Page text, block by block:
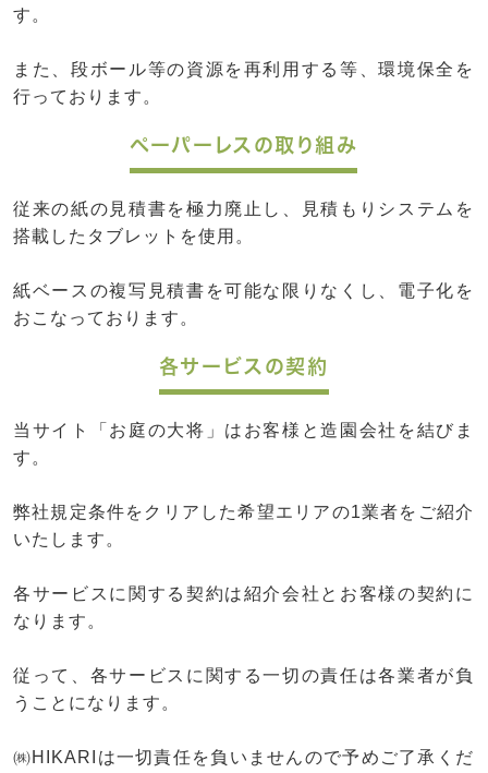
す。
また、段ボール等の資源を再利用する等、環境保全を
行っております。
ペーパーレスの取り組み
従来の紙の見積書を極力廃止し、見積もりシステムを
搭載したタブレットを使用。
紙ベースの複写見積書を可能な限りなくし、電子化を
おこなっております。
各サービスの契約
当サイト「お庭の大将」はお客様と造園会社を結びま
す。
弊社規定条件をクリアした希望エリアの1業者をご紹介
いたします。
各サービスに関する契約は紹介会社とお客様の契約に
なります。
従って、各サービスに関する一切の責任は各業者が負
うことになります。
㈱HIKARIは一切責任を負いませんので予めご了承くだ